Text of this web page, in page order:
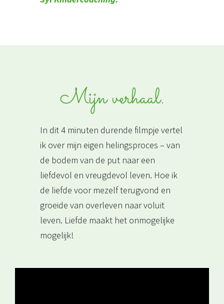
Mijn verhaal.
In dit 4 minuten durende filmpje vertel
ik over mijn eigen helingsproces – van
de bodem van de put naar een
liefdevol en vreugdevol leven. Hoe ik
de liefde voor mezelf terugvond en
groeide van overleven naar voluit
leven. Liefde maakt het onmogelijke
mogelijk!